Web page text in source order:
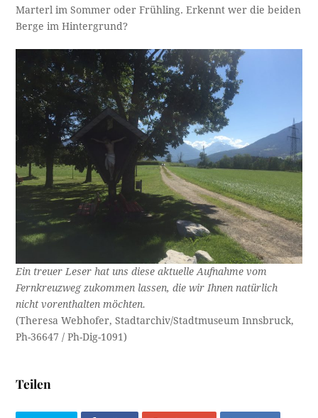
Marterl im Sommer oder Frühling. Erkennt wer die beiden
Berge im Hintergrund?
Ein treuer Leser hat uns diese aktuelle Aufnahme vom
Fernkreuzweg zukommen lassen, die wir Ihnen natürlich
nicht vorenthalten möchten.
(Theresa Webhofer, Stadtarchiv/Stadtmuseum Innsbruck,
Ph-36647 / Ph-Dig-1091)
Teilen